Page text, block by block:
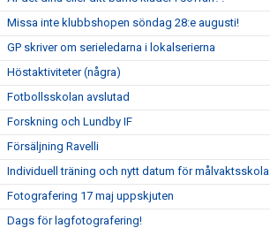
Missa inte klubbshopen söndag 28:e augusti!
GP skriver om serieledarna i lokalserierna
Höstaktiviteter (några)
Fotbollsskolan avslutad
Forskning och Lundby IF
Försäljning Ravelli
Individuell träning och nytt datum för målvaktsskola
Fotografering 17 maj uppskjuten
Dags för lagfotografering!